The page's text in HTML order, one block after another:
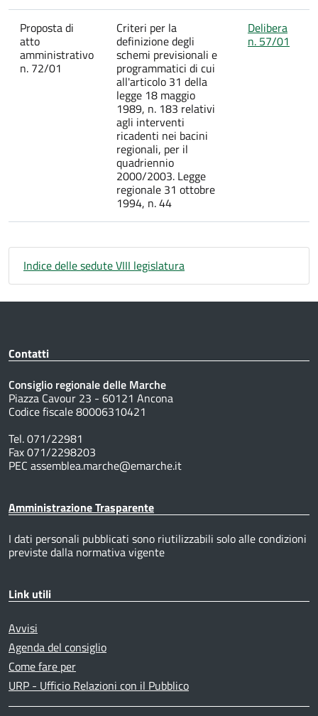
Proposta di
atto
amministrativo
n. 72/01
Criteri per la
definizione degli
schemi previsionali e
programmatici di cui
all'articolo 31 della
legge 18 maggio
1989, n. 183 relativi
agli interventi
ricadenti nei bacini
regionali, per il
quadriennio
2000/2003. Legge
regionale 31 ottobre
1994, n. 44
Delibera
n. 57/01
Indice delle sedute VIII legislatura
Contatti
Consiglio regionale delle Marche
Piazza Cavour 23 - 60121 Ancona
Codice fiscale 80006310421
Tel. 071/22981
Fax 071/2298203
PEC assemblea.marche@emarche.it
Amministrazione Trasparente
I dati personali pubblicati sono riutilizzabili solo alle condizioni
previste dalla normativa vigente
Link utili
Avvisi
Agenda del consiglio
Come fare per
URP - Ufficio Relazioni con il Pubblico